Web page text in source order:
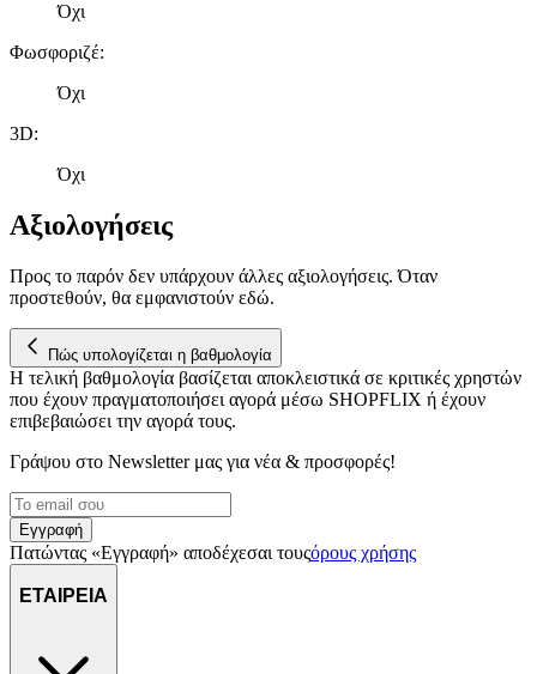
Όχι
Φωσφοριζέ:
Όχι
3D:
Όχι
Αξιολογήσεις
Προς το παρόν δεν υπάρχουν άλλες αξιολογήσεις. Όταν
προστεθούν, θα εμφανιστούν εδώ.
Πώς υπολογίζεται η βαθμολογία
Η τελική βαθμολογία βασίζεται αποκλειστικά σε κριτικές χρηστών
που έχουν πραγματοποιήσει αγορά μέσω SHOPFLIX ή έχουν
επιβεβαιώσει την αγορά τους.
Γράψου στο Νewsletter μας για νέα & προσφορές!
Εγγραφή
Πατώντας «Εγγραφή» αποδέχεσαι τουςόρους χρήσης
ΕΤΑΙΡΕΙΑ